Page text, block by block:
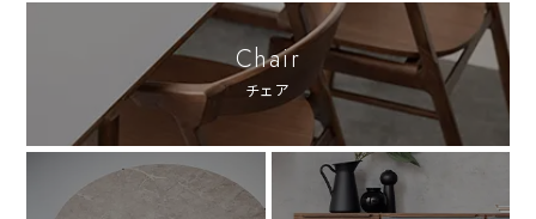
Chair
チェア